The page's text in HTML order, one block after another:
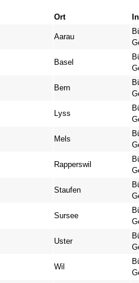
Ort
Aarau
Basel
Bern
Lyss
Mels
Rapperswil
Staufen
Sursee
Uster
Wil